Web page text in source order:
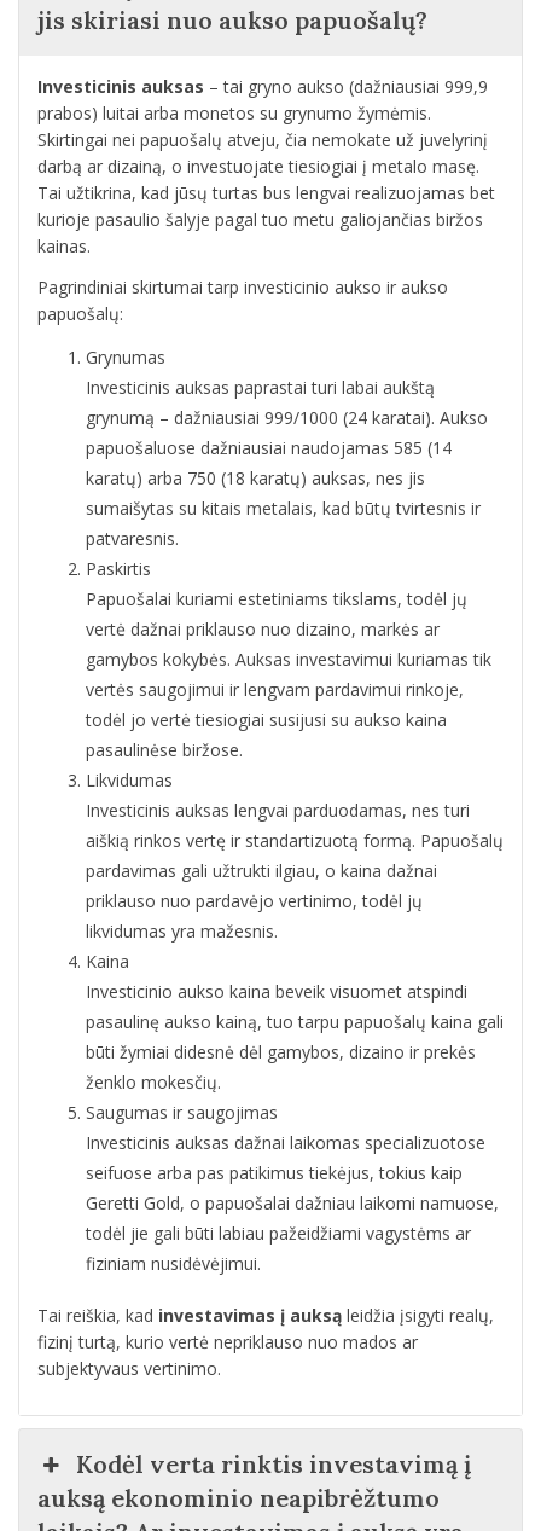
jis skiriasi nuo aukso papuošalų?
Investicinis auksas – tai gryno aukso (dažniausiai 999,9
prabos) luitai arba monetos su grynumo žymėmis.
Skirtingai nei papuošalų atveju, čia nemokate už juvelyrinį
darbą ar dizainą, o investuojate tiesiogiai į metalo masę.
Tai užtikrina, kad jūsų turtas bus lengvai realizuojamas bet
kurioje pasaulio šalyje pagal tuo metu galiojančias biržos
kainas.
Pagrindiniai skirtumai tarp investicinio aukso ir aukso
papuošalų:
Grynumas
Investicinis auksas paprastai turi labai aukštą
grynumą – dažniausiai 999/1000 (24 karatai). Aukso
papuošaluose dažniausiai naudojamas 585 (14
karatų) arba 750 (18 karatų) auksas, nes jis
sumaišytas su kitais metalais, kad būtų tvirtesnis ir
patvaresnis.
Paskirtis
Papuošalai kuriami estetiniams tikslams, todėl jų
vertė dažnai priklauso nuo dizaino, markės ar
gamybos kokybės. Auksas investavimui kuriamas tik
vertės saugojimui ir lengvam pardavimui rinkoje,
todėl jo vertė tiesiogiai susijusi su aukso kaina
pasaulinėse biržose.
Likvidumas
Investicinis auksas lengvai parduodamas, nes turi
aiškią rinkos vertę ir standartizuotą formą. Papuošalų
pardavimas gali užtrukti ilgiau, o kaina dažnai
priklauso nuo pardavėjo vertinimo, todėl jų
likvidumas yra mažesnis.
Kaina
Investicinio aukso kaina beveik visuomet atspindi
pasaulinę aukso kainą, tuo tarpu papuošalų kaina gali
būti žymiai didesnė dėl gamybos, dizaino ir prekės
ženklo mokesčių.
Saugumas ir saugojimas
Investicinis auksas dažnai laikomas specializuotose
seifuose arba pas patikimus tiekėjus, tokius kaip
Geretti Gold, o papuošalai dažniau laikomi namuose,
todėl jie gali būti labiau pažeidžiami vagystėms ar
fiziniam nusidėvėjimui.
Tai reiškia, kad investavimas į auksą leidžia įsigyti realų,
fizinį turtą, kurio vertė nepriklauso nuo mados ar
subjektyvaus vertinimo.
Kodėl verta rinktis investavimą į
auksą ekonominio neapibrėžtumo